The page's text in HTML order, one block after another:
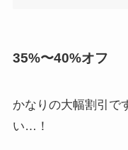
35%〜40%オフ
かなりの大幅割引で
い…！